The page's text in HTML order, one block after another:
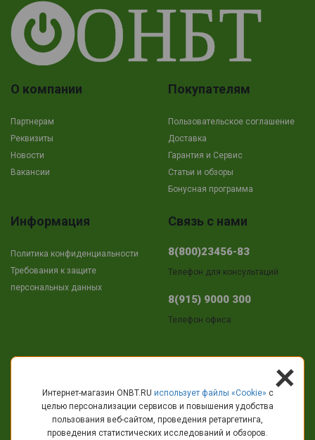
О компании
Партнерам
Реквизиты
Новости
Вакансии
Покупателям
Пользовательское соглашение
Доставка
Гарантия и Сервис
Cтатьи и обзоры
Бонусная программа
Информация
Политика конфиденциальности
Требования к защите
персональных данных
Связь с нами
8(800)23456-83
Телефон для консультаций
8(915) 9000 300
Телефон офиса
г.Кострома
пр-т Текстильщиков, 11
+
Интернет-магазин ONBT.RU использует файлы «Сookie» с
целью персонализации сервисов и повышения удобства
пользования веб-сайтом, проведения ретаргетинга,
проведения статистических исследований и обзоров.